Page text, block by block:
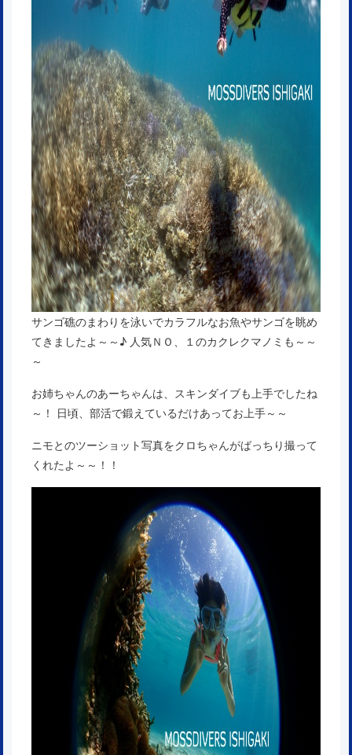
サンゴ礁のまわりを泳いでカラフルなお魚やサンゴを眺め
てきましたよ～～♪ 人気ＮＯ、１のカクレクマノミも～～
～
お姉ちゃんのあーちゃんは、スキンダイブも上手でしたね
～！ 日頃、部活で鍛えているだけあってお上手～～
ニモとのツーショット写真をクロちゃんがばっちり撮って
くれたよ～～！！